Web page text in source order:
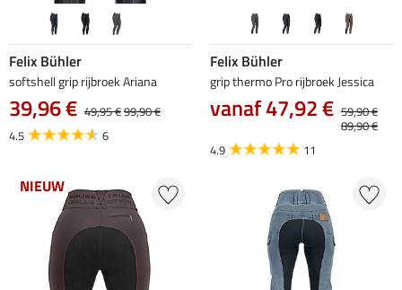
Felix Bühler
softshell grip rijbroek Ariana
39,96 € 49,95 €99,90 €
4.5
6
Felix Bühler
grip thermo Pro rijbroek Jessica
vanaf 47,92 € 59,90 €
89,90 €
4.9
11
NIEUW